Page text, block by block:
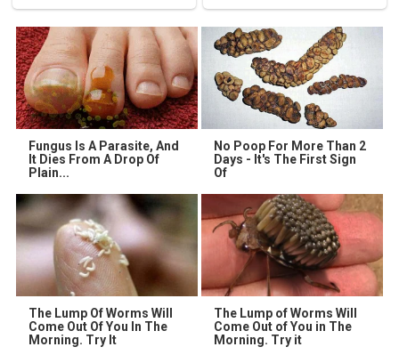
Fungus Is A Parasite, And
It Dies From A Drop Of
Plain...
No Poop For More Than 2
Days - It's The First Sign
Of
The Lump Of Worms Will
Come Out Of You In The
Morning. Try It
The Lump of Worms Will
Come Out of You in The
Morning. Try it